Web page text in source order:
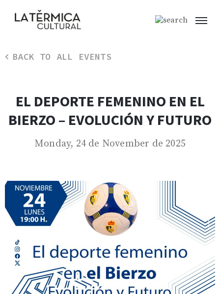
BACK TO ALL EVENTS
EL DEPORTE FEMENINO EN EL
BIERZO – EVOLUCIÓN Y FUTURO
Monday, 24 de November de 2025